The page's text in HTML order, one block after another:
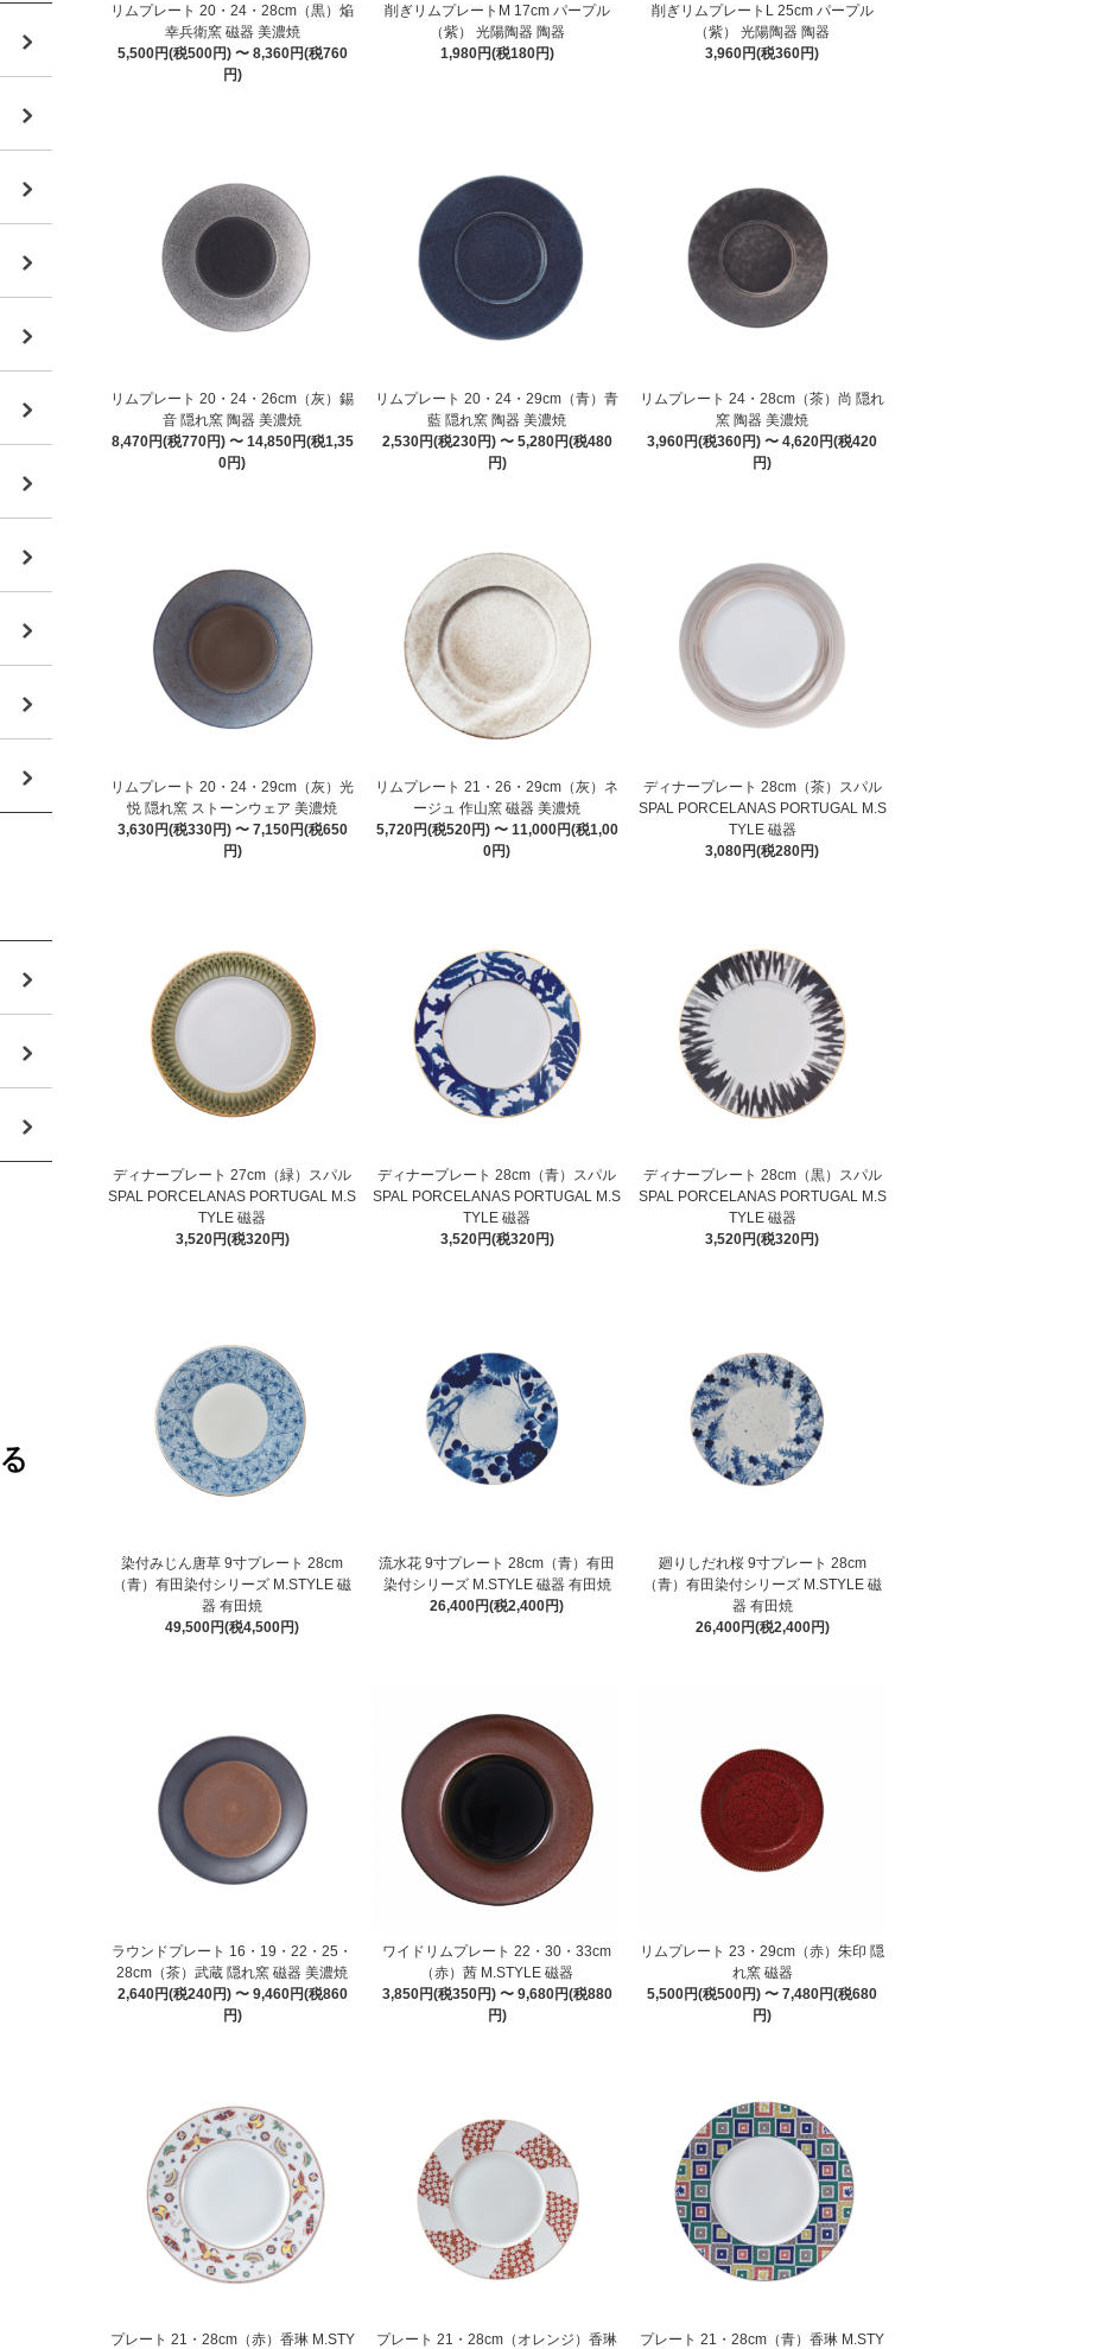
リムプレート 20・24・28cm（黒）焔
幸兵衛窯 磁器 美濃焼
5,500円(税500円) 〜 8,360円(税760
円)
削ぎリムプレートM 17cm パープル
（紫） 光陽陶器 陶器
1,980円(税180円)
削ぎリムプレートL 25cm パープル
（紫） 光陽陶器 陶器
3,960円(税360円)
リムプレート 20・24・26cm（灰）錫
音 隠れ窯 陶器 美濃焼
8,470円(税770円) 〜 14,850円(税1,35
0円)
リムプレート 20・24・29cm（青）青
藍 隠れ窯 陶器 美濃焼
2,530円(税230円) 〜 5,280円(税480
円)
リムプレート 24・28cm（茶）尚 隠れ
窯 陶器 美濃焼
3,960円(税360円) 〜 4,620円(税420
円)
リムプレート 20・24・29cm（灰）光
悦 隠れ窯 ストーンウェア 美濃焼
3,630円(税330円) 〜 7,150円(税650
円)
リムプレート 21・26・29cm（灰）ネ
ージュ 作山窯 磁器 美濃焼
5,720円(税520円) 〜 11,000円(税1,00
0円)
ディナープレート 28cm（茶）スパル
SPAL PORCELANAS PORTUGAL M.S
TYLE 磁器
3,080円(税280円)
ディナープレート 27cm（緑）スパル
SPAL PORCELANAS PORTUGAL M.S
TYLE 磁器
3,520円(税320円)
ディナープレート 28cm（青）スパル
SPAL PORCELANAS PORTUGAL M.S
TYLE 磁器
3,520円(税320円)
ディナープレート 28cm（黒）スパル
SPAL PORCELANAS PORTUGAL M.S
TYLE 磁器
3,520円(税320円)
染付みじん唐草 9寸プレート 28cm
（青）有田染付シリーズ M.STYLE 磁
器 有田焼
49,500円(税4,500円)
流水花 9寸プレート 28cm（青）有田
染付シリーズ M.STYLE 磁器 有田焼
26,400円(税2,400円)
廻りしだれ桜 9寸プレート 28cm
（青）有田染付シリーズ M.STYLE 磁
器 有田焼
26,400円(税2,400円)
ラウンドプレート 16・19・22・25・
28cm（茶）武蔵 隠れ窯 磁器 美濃焼
2,640円(税240円) 〜 9,460円(税860
円)
ワイドリムプレート 22・30・33cm
（赤）茜 M.STYLE 磁器
3,850円(税350円) 〜 9,680円(税880
円)
リムプレート 23・29cm（赤）朱印 隠
れ窯 磁器
5,500円(税500円) 〜 7,480円(税680
円)
プレート 21・28cm（赤）香琳 M.STY プレート 21・28cm（オレンジ）香琳 プレート 21・28cm（青）香琳 M.STY